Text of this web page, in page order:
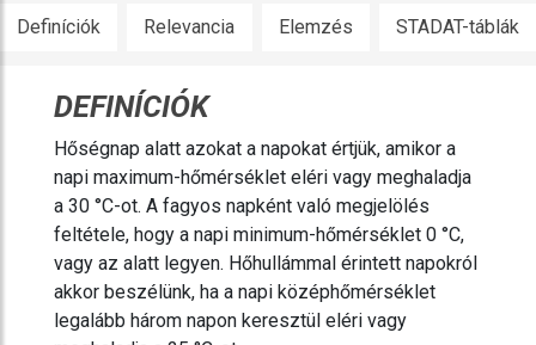
Definíciók Relevancia Elemzés STADAT-táblák
DEFINÍCIÓK
Hőségnap alatt azokat a napokat értjük, amikor a
napi maximum-hőmérséklet eléri vagy meghaladja
a 30 °C-ot. A fagyos napként való megjelölés
feltétele, hogy a napi minimum-hőmérséklet 0 °C,
vagy az alatt legyen. Hőhullámmal érintett napokról
akkor beszélünk, ha a napi középhőmérséklet
legalább három napon keresztül eléri vagy